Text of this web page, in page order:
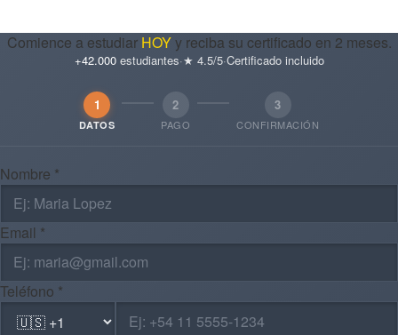
Comience a estudiar HOYy reciba su certificado en 2 meses.
+42.000estudiantes·★ 4.5/5·Certificado incluido
1
DATOS
2
PAGO
3
CONFIRMACIÓN
Nombre *
Email *
Teléfono *